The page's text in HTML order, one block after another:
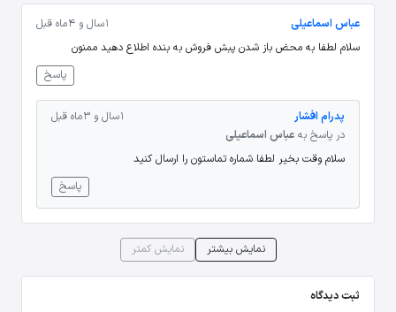
عباس اسماعیلی
1 سال و 4 ماه قبل
سلام لطفا به محض باز شدن پبش فروش به بنده اطلاع دهید ممنون
پاسخ
پدرام افشار
1 سال و 3 ماه قبل
در پاسخ به عباس اسماعیلی
سلام وقت بخیر لطفا شماره تماستون را ارسال کنید
پاسخ
نمایش بیشتر نمایش کمتر
ثبت دیدگاه